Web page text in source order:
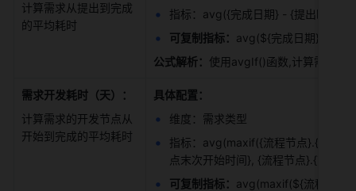
计算需求从提出到完成
的平均耗时
指标：avg({完成日期} - {提出时间
可复制指标： avg(${完成日期} - ${
公式解析： 使用avgIf()函数,计算需求平
需求开发耗时（天）：
计算需求的开发节点从
开始到完成的平均耗时
具体配置：
维度：需求类型
指标：avg(maxif({流程节点}.{节点
点末次开始时间}, {流程节点}.{节点
可复制指标： avg(maxif(${流程节点